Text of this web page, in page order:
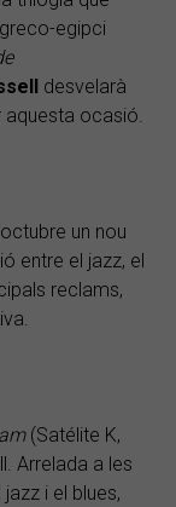
egipci
desvelarà
aquesta ocasió.
un nou
entre el jazz, el
reclams,
(Satélite K,
Arrelada a les
i el blues,